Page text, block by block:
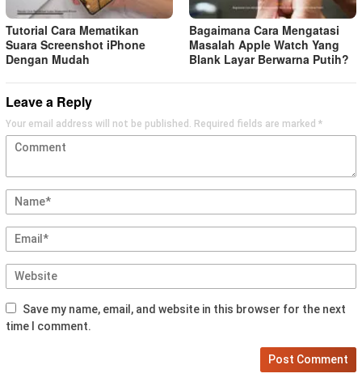
Tutorial Cara Mematikan
Suara Screenshot iPhone
Dengan Mudah
Bagaimana Cara Mengatasi
Masalah Apple Watch Yang
Blank Layar Berwarna Putih?
Leave a Reply
Your email address will not be published. Required fields are marked *
Save my name, email, and website in this browser for the next
time I comment.